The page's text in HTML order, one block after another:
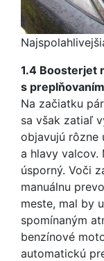
1.4 Boosterjet
s
Na začiatku
sa však zatiaľ
objavujú rôzne
a hlavy valcov.
úsporný. Voči
manuálnu
meste, mal by
spomínaným
benzínové
automatickú